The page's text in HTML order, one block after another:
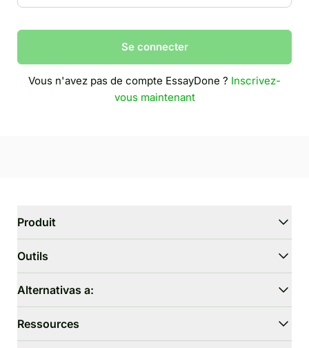
Se connecter
Vous n'avez pas de compte EssayDone ? Inscrivez-
vous maintenant
Produit
Humaniseur
Outils
Traduction IA
Omitir GPTZero
Alternativas a:
Undetectable.ai
Ressources